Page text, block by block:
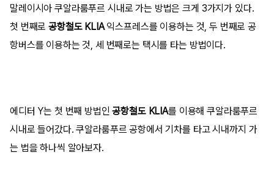
말레이시아 쿠알라룸푸르 시내로 가는 방법은 크게 3가지가 있다.
첫 번째로공항철도 KLIA익스프레스를 이용하는 것, 두 번째로 공
항버스를 이용하는 것, 세 번째로는 택시를 타는 방법이다.
에디터 Y는 첫 번째 방법인공항철도 KLIA를 이용해 쿠알라룸푸르
시내로 들어갔다. 쿠알라룸푸르 공항에서 기차를 타고 시내까지 가
는 법을 하나씩 알아보자.